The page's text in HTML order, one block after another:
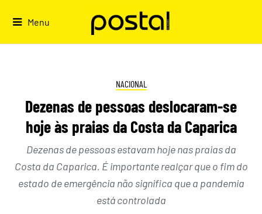
Menu
NACIONAL
Dezenas de pessoas deslocaram-se
hoje às praias da Costa da Caparica
Dezenas de pessoas estavam hoje nas praias da
Costa da Caparica. É importante realçar que o fim do
estado de emergência não significa que a pandemia
está controlada